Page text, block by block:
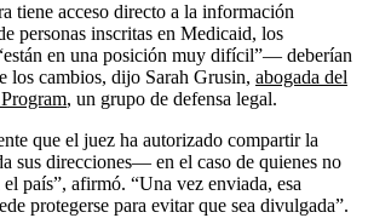
tiene acceso directo a la información
personas inscritas en Medicaid, los
en una posición muy difícil”— deberían
los cambios, dijo Sarah Grusin, abogada del
, un grupo de defensa legal.
que el juez ha autorizado compartir la
direcciones— en el caso de quienes no
país”, afirmó. “Una vez enviada, esa
protegerse para evitar que sea divulgada”.